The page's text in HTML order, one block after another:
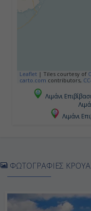
Leaflet | Tiles courtesy of
carto.com contributors,
Λιμάνι
Λιμάνι
ΦΩΤΟΓΡΑΦΙΕΣ